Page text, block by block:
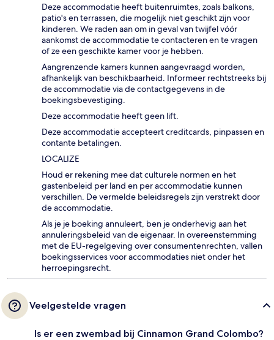
Deze accommodatie heeft buitenruimtes, zoals balkons,
patio's en terrassen, die mogelijk niet geschikt zijn voor
kinderen. We raden aan om in geval van twijfel vóór
aankomst de accommodatie te contacteren en te vragen
of ze een geschikte kamer voor je hebben.
Aangrenzende kamers kunnen aangevraagd worden,
afhankelijk van beschikbaarheid. Informeer rechtstreeks bij
de accommodatie via de contactgegevens in de
boekingsbevestiging.
Deze accommodatie heeft geen lift.
Deze accommodatie accepteert creditcards, pinpassen en
contante betalingen.
LOCALIZE
Houd er rekening mee dat culturele normen en het
gastenbeleid per land en per accommodatie kunnen
verschillen. De vermelde beleidsregels zijn verstrekt door
de accommodatie.
Als je je boeking annuleert, ben je onderhevig aan het
annuleringsbeleid van de eigenaar. In overeenstemming
met de EU-regelgeving over consumentenrechten, vallen
boekingsservices voor accommodaties niet onder het
herroepingsrecht.
Veelgestelde vragen
Is er een zwembad bij Cinnamon Grand Colombo?